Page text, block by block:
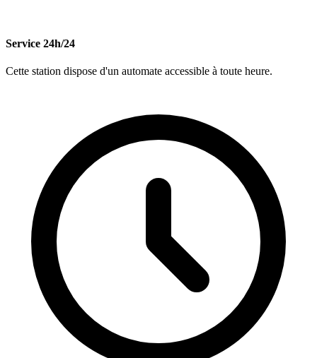
Service 24h/24
Cette station dispose d'un automate accessible à toute heure.